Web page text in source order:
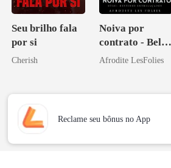
Seu brilho fala
por si
Cherish
Noiva por
contrato - Bella
Mia
Afrodite LesFolies
Reclame seu bônus no App